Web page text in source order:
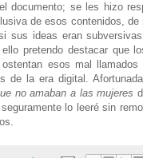
documento; se les hizo
de esos contenidos,
sus ideas eran
pretendo destacar que
esos mal
de la era digital.
no amaban a las mujeres
lo leeré sin